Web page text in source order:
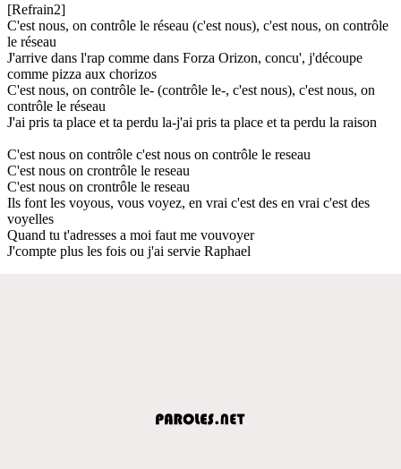
[Refrain2]
C'est nous, on contrôle le réseau (c'est nous), c'est nous, on contrôle
le réseau
J'arrive dans l'rap comme dans Forza Orizon, concu', j'découpe
comme pizza aux chorizos
C'est nous, on contrôle le- (contrôle le-, c'est nous), c'est nous, on
contrôle le réseau
J'ai pris ta place et ta perdu la-j'ai pris ta place et ta perdu la raison
C'est nous on contrôle c'est nous on contrôle le reseau
C'est nous on crontrôle le reseau
C'est nous on crontrôle le reseau
Ils font les voyous, vous voyez, en vrai c'est des en vrai c'est des
voyelles
Quand tu t'adresses a moi faut me vouvoyer
J'compte plus les fois ou j'ai servie Raphael